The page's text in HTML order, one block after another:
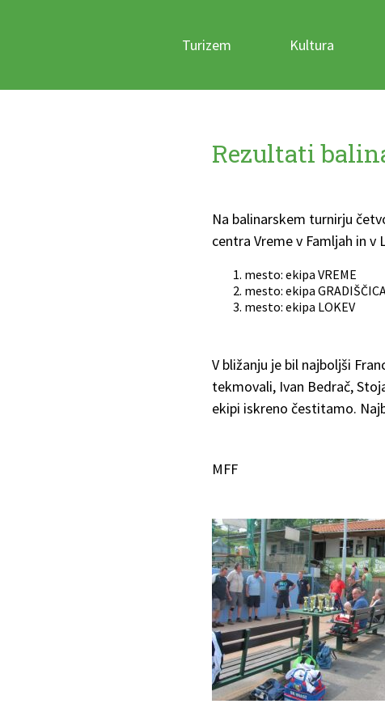
Turizem Kultura
Rezultati
Na balinarskem turnirju
centra Vreme v Famljah in
mesto: ekipa VREME
mesto: ekipa
mesto: ekipa LOKEV
V bližanju je bil najboljši
tekmovali, Ivan Bedrač,
ekipi iskreno čestitamo.
MFF